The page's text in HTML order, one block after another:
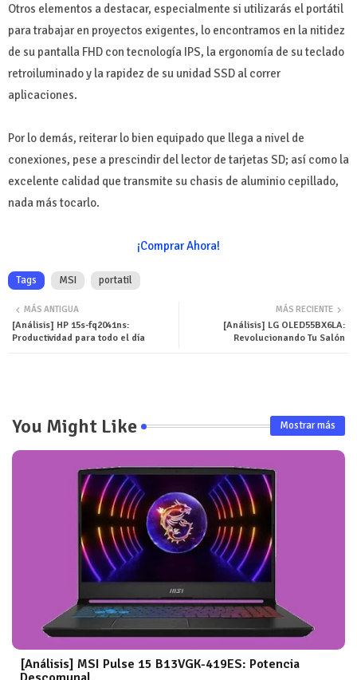
Otros elementos a destacar, especialmente si utilizarás el portátil
para trabajar en proyectos exigentes, lo encontramos en la nitidez
de su pantalla FHD con tecnología IPS, la ergonomía de su teclado
retroiluminado y la rapidez de su unidad SSD al correr
aplicaciones.
Por lo demás, reiterar lo bien equipado que llega a nivel de
conexiones, pese a prescindir del lector de tarjetas SD; así como la
excelente calidad que transmite su chasis de aluminio cepillado,
nada más tocarlo.
¡Comprar Ahora!
Tags MSI portatil
MÁS RECIENTE
[Análisis] LG OLED55BX6LA:
Revolucionando Tu Salón
MÁS ANTIGUA
[Análisis] HP 15s-fq2041ns:
Productividad para todo el día
You Might Like Mostrar más
[Análisis] MSI Pulse 15 B13VGK-419ES: Potencia